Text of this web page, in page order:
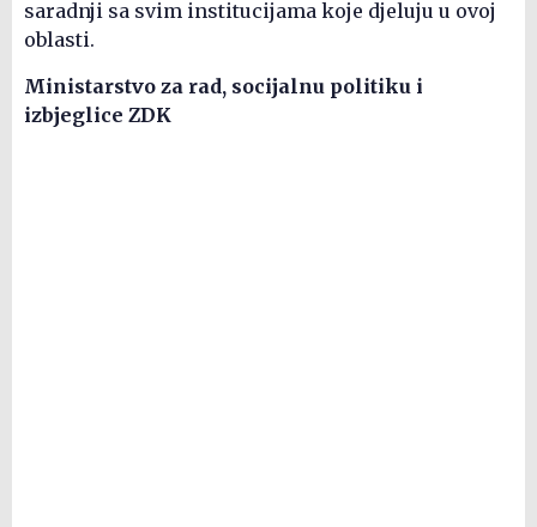
saradnji sa svim institucijama koje djeluju u ovoj
oblasti.
Ministarstvo za rad, socijalnu politiku i
izbjeglice ZDK